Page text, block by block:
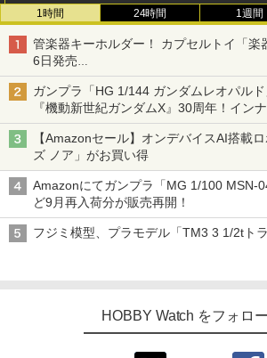
1時間 24時間 1週間
管楽器キーホルダー！ カプセルトイ「楽
6日発売
チューバ、テナサクなど5種各3色
ガンプラ「HG 1/144 ガンダムレオパル
『機動新世紀ガンダムX』30周年！イン
変形機構まで再現し最新フォーマットで
【Amazonセール】オンデバイスAI搭載
ズ ノア」がお買い得
Amazonにてガンプラ「MG 1/100 MSN-
ど9月再入荷分が販売再開！
フジミ模型、プラモデル「TM3 3 1/2tト
HOBBY Watch をフォロ